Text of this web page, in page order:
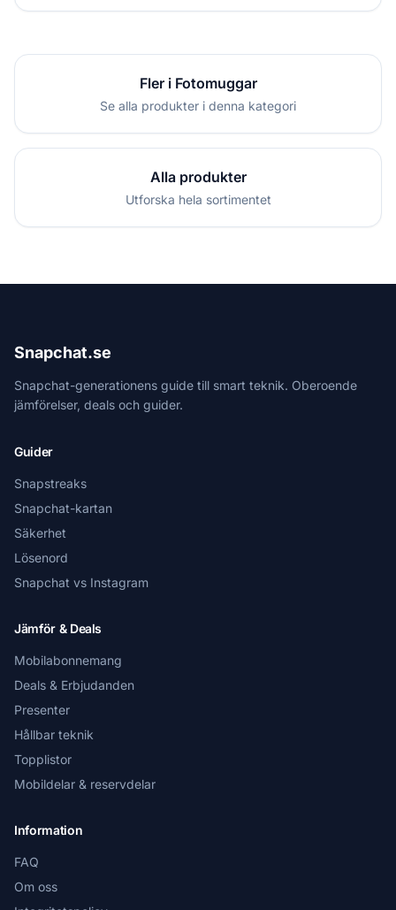
Fler i Fotomuggar
Se alla produkter i denna kategori
Alla produkter
Utforska hela sortimentet
Snapchat.se
Snapchat-generationens guide till smart teknik. Oberoende
jämförelser, deals och guider.
Guider
Snapstreaks
Snapchat-kartan
Säkerhet
Lösenord
Snapchat vs Instagram
Jämför & Deals
Mobilabonnemang
Deals & Erbjudanden
Presenter
Hållbar teknik
Topplistor
Mobildelar & reservdelar
Information
FAQ
Om oss